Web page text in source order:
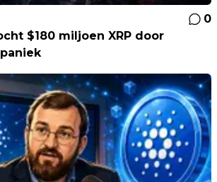
0
$180 miljoen XRP door